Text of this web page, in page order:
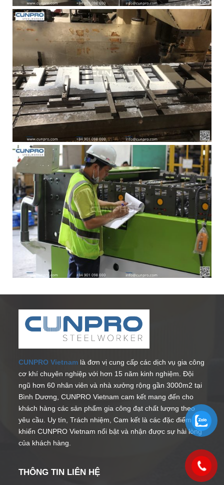
CUNPRO Vietnam là đơn vị cung cấp các dịch vụ gia công
cơ khí chuyên nghiệp với hơn 15 năm kinh nghiệm. Đội
ngũ hơn 60 nhân viên và nhà xưởng rộng gần 3000m2 tại
Bình Dương, CUNPRO Vietnam cam kết mang đến cho
khách hàng các sản phẩm gia công đạt chất lượng theo
yêu cầu. Uy tín, Trách nhiệm, Cam kết là các đặc điểm
khiến CUNPRO Vietnam nổi bật và nhận được sự hài lòng
của khách hàng.
THÔNG TIN LIÊN HỆ